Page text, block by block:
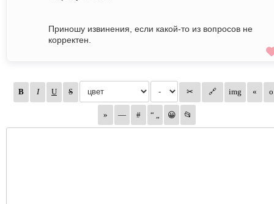
Приношу извинения, если какой-то из вопросов не
корректен.